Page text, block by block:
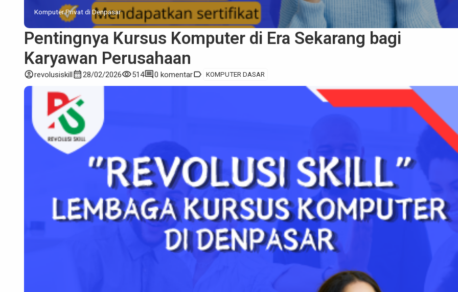
Komputer Privat di Denpasar
Pentingnya Kursus Komputer di Era Sekarang bagi
Karyawan Perusahaan
account_circlerevolusiskillcalendar_month28/02/2026visibility514comment0 komentarlabel KOMPUTER DASAR